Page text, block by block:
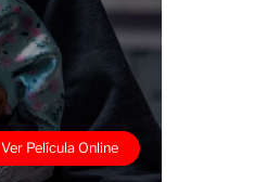
Ver Película Online